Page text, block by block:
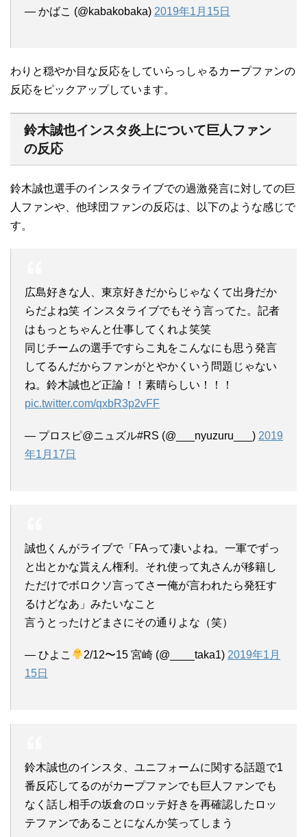
— かばこ (@kabakobaka) 2019年1月15日
わりと穏やか目な反応をしていらっしゃるカープファンの
反応をピックアップしています。
鈴木誠也インスタ炎上について巨人ファン
の反応
鈴木誠也選手のインスタライブでの過激発言に対しての巨
人ファンや、他球団ファンの反応は、以下のような感じで
す。
広島好きな人、東京好きだからじゃなくて出身だか
らだよね笑 インスタライブでもそう言ってた。記者
はもっとちゃんと仕事してくれよ笑笑
同じチームの選手ですらこ丸をこんなにも思う発言
してるんだからファンがとやかくいう問題じゃない
ね。鈴木誠也ど正論！！素晴らしい！！！
pic.twitter.com/qxbR3p2vFF
— プロスピ@ニュズル#RS (@___nyuzuru___) 2019
年1月17日
誠也くんがライブで「FAって凄いよね。一軍でずっ
と出とかな貰えん権利。それ使って丸さんが移籍し
ただけでボロクソ言ってさー俺が言われたら発狂す
るけどなあ」みたいなこと
言うとったけどまさにその通りよな（笑）
— ひよこ 2/12〜15 宮崎 (@____taka1) 2019年1月
15日
鈴木誠也のインスタ、ユニフォームに関する話題で1
番反応してるのがカープファンでも巨人ファンでも
なく話し相手の坂倉のロッテ好きを再確認したロッ
テファンであることになんか笑ってしまう